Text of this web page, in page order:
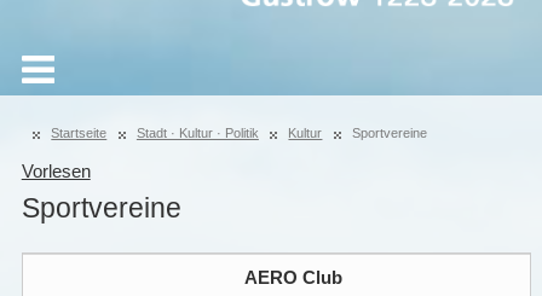
Startseite Stadt · Kultur · Politik Kultur Sportvereine
Vorlesen
Sportvereine
AERO Club